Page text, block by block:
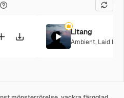
Litang
Ambient, Laid